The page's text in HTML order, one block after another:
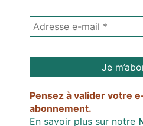
Pensez à valider votre
abonnement.
En savoir plus sur notre